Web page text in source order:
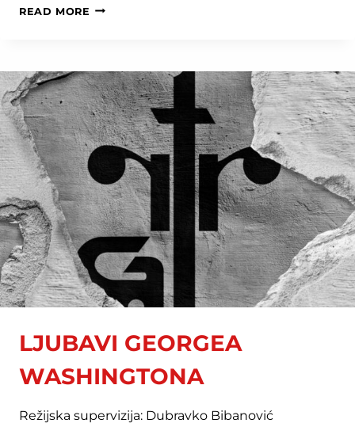
READ MORE LJUBAV
LJUBAVI GEORGEA
WASHINGTONA
Režijska supervizija: Dubravko Bibanović